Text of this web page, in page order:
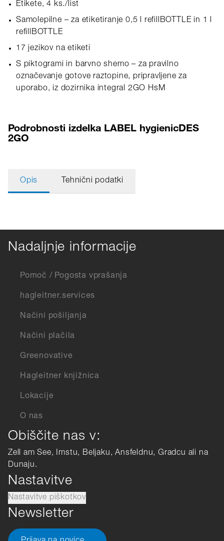
Etikete, 4 ks./list
Samolepilne – za etiketiranje 0,5 l refillBOTTLE in 1 l
refillBOTTLE
17 jezikov na etiketi
S piktogrami in barvno shemo – za pravilno
označevanje gotove raztopine, pripravljene za
uporabo, iz dozirnika integral 2GO HsM
Podrobnosti izdelka LABEL hygienicDES
2GO
Opis Tehnični podatki
Nadaljnje informacije
Pomoč / Pogosta vprašanja
hagleitner.services
Načini pošiljanja
Načini plačila
Greenovative
Hagleitner knjižnica
Lokacije
O nas
Obiščite nas v:
Zell am See, Imstu, Beljaku, Ansfeldnu, Gradcu ali na
Dunaju.
Nastavitve
Nastavitve piškotkov
Newsletter